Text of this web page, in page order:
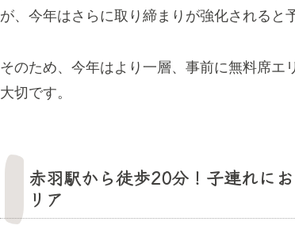
が、今年はさらに取り締まりが強化されると
そのため、今年はより一層、事前に無料席エ
大切です。
赤羽駅から徒歩20分！子連れに
リア